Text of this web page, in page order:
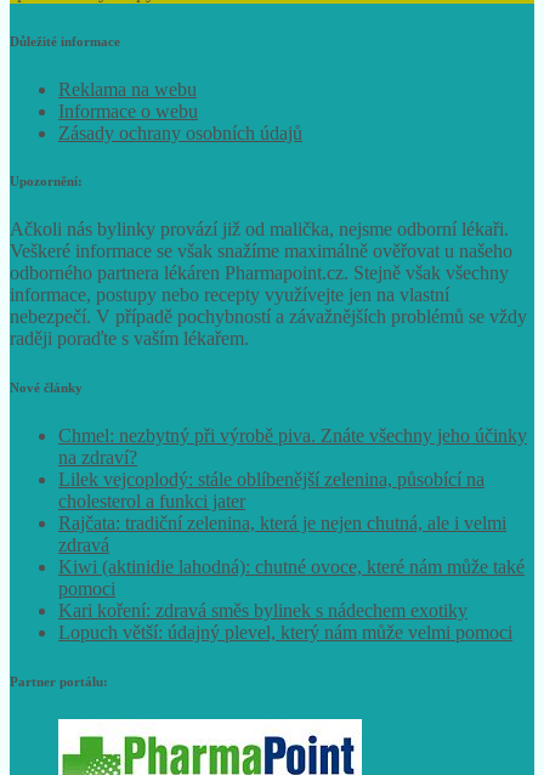
Důležité informace
Reklama na webu
Informace o webu
Zásady ochrany osobních údajů
Upozornění:
Ačkoli nás bylinky provází již od malička, nejsme odborní lékaři.
Veškeré informace se však snažíme maximálně ověřovat u našeho
odborného partnera lékáren Pharmapoint.cz. Stejně však všechny
informace, postupy nebo recepty využívejte jen na vlastní
nebezpečí. V případě pochybností a závažnějších problémů se vždy
raději poraďte s vaším lékařem.
Nové články
Chmel: nezbytný při výrobě piva. Znáte všechny jeho účinky
na zdraví?
Lilek vejcoplodý: stále oblíbenější zelenina, působící na
cholesterol a funkci jater
Rajčata: tradiční zelenina, která je nejen chutná, ale i velmi
zdravá
Kiwi (aktinidie lahodná): chutné ovoce, které nám může také
pomoci
Kari koření: zdravá směs bylinek s nádechem exotiky
Lopuch větší: údajný plevel, který nám může velmi pomoci
Partner portálu: